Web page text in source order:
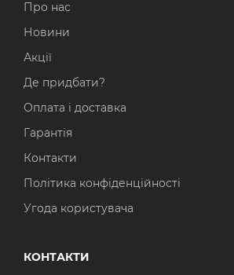
Про нас
Новини
Акції
Де придбати?
Оплата і доставка
Гарантія
Контакти
Політика конфіденційності
Угода користувача
КОНТАКТИ